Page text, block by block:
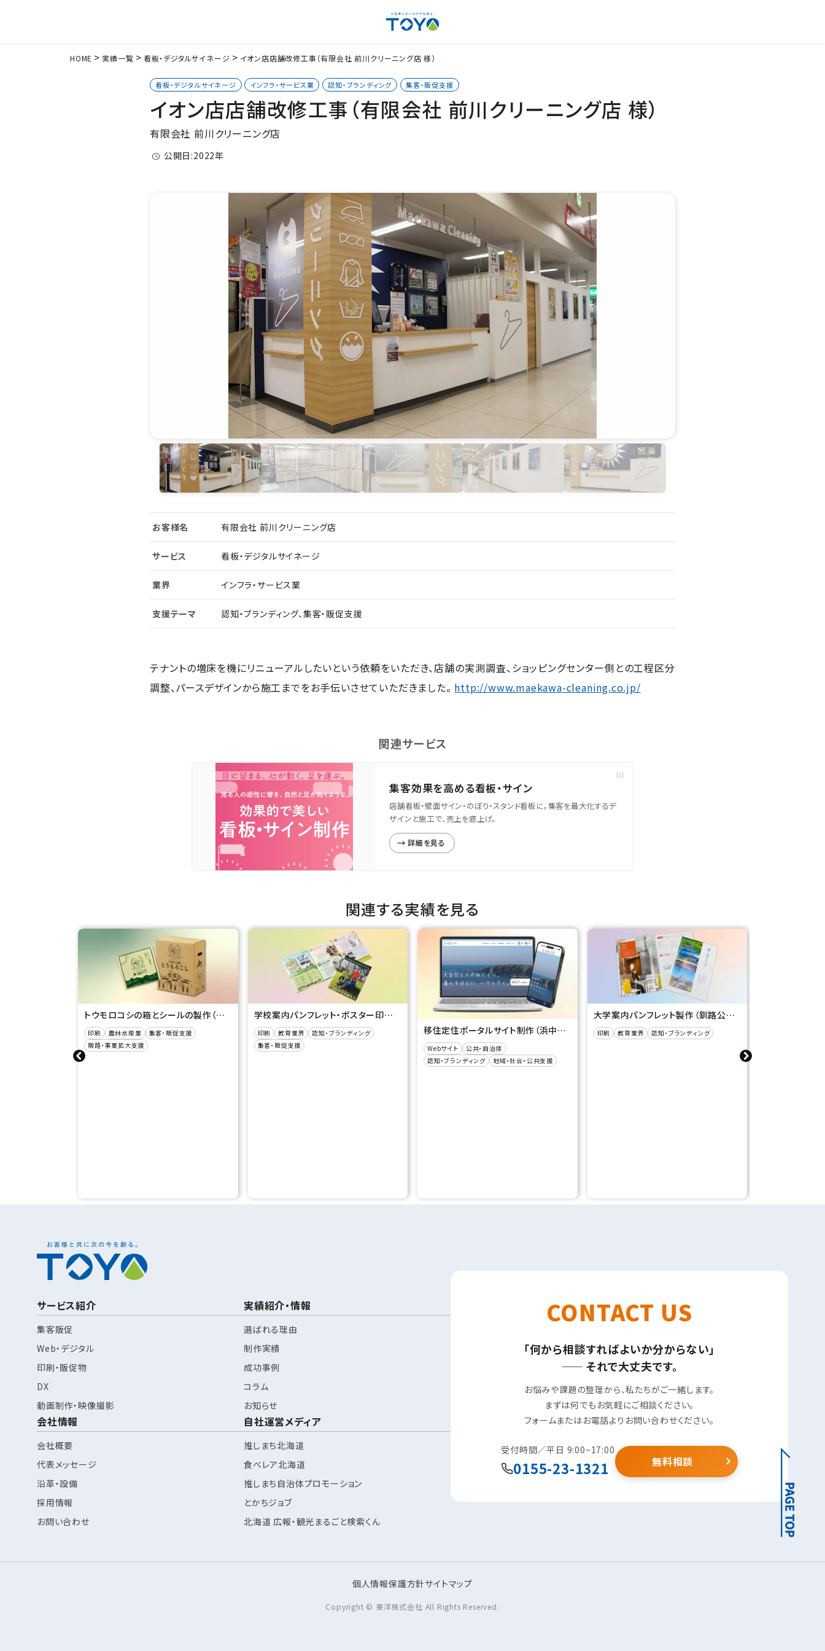
HOME 実績一覧 看板・デジタルサイネージ イオン店店舗改修工事（有限会社 前川クリーニング店 様）
看板・デジタルサイネージ インフラ・サービス業 認知・ブランディング 集客・販促支援
イオン店店舗改修工事（有限会社 前川クリーニング店 様）
有限会社 前川クリーニング店
公開日:2022年
お客様名 有限会社 前川クリーニング店
サービス 看板・デジタルサイネージ
業界 インフラ・サービス業
支援テーマ 認知・ブランディング、集客・販促支援
テナントの増床を機にリニューアルしたいという依頼をいただき、店舗の実測調査、ショッピングセンター側との工程区分
調整、パースデザインから施工までをお手伝いさせていただきました。 http://www.maekawa-cleaning.co.jp/
関連サービス
集客効果を高める看板・サイン
店舗看板・壁面サイン・のぼり・スタンド看板に。集客を最大化するデ
ザインと施工で、売上を底上げ。
詳細を見る
関連する実績を見る
トウモロコシの箱とシールの製作（土屋ファーム 様）
印刷 農林水産業
集客・販促支援
販路・事業拡大支援
学校案内パンフレット・ポスター印刷作成（帯広農業高等学校 様）
印刷 教育業界
認知・ブランディング
集客・販促支援
移住定住ポータルサイト制作（浜中町役場 様）
Webサイト
公共・自治体
認知・ブランディング
地域・社会・公共支援
大学案内パンフレット製作（釧路公立大学 様）
印刷 教育業界 認知・ブランディング
サービス紹介
集客販促
Web・デジタル
印刷・販促物
DX
動画制作・映像撮影
会社情報
会社概要
代表メッセージ
沿革・設備
採用情報
お問い合わせ
実績紹介・情報
選ばれる理由
制作実績
成功事例
コラム
お知らせ
自社運営メディア
推しまち北海道
食べレア北海道
推しまち自治体プロモーション
とかちジョブ
北海道 広報・観光まるごと検索くん
CONTACT US
「何から相談すればよいか分からない」
—— それで大丈夫です。
お悩みや課題の整理から、私たちがご一緒します。
まずは何でもお気軽にご相談ください。
フォームまたはお電話よりお問い合わせください。
受付時間／平日 9:00~17:00
0155-23-1321 無料相談
個人情報保護方針サイトマップ
Copyright © 東洋株式会社 All Rights Reserved.